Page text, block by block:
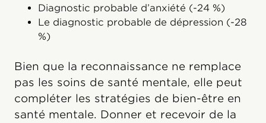
Diagnostic probable d’anxiété (-24 %)
Le diagnostic probable de dépression (-28
%)
Bien que la reconnaissance ne remplace
pas les soins de santé mentale, elle peut
compléter les stratégies de bien-être en
santé mentale. Donner et recevoir de la